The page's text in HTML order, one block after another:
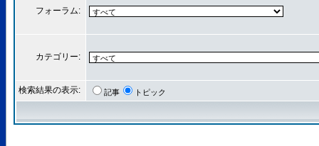
フォーラム:
カテゴリー:
検索結果の表示: 記事 トピック